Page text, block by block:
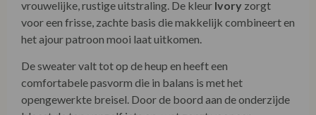
vrouwelijke, rustige uitstraling. De kleur Ivory zorgt
voor een frisse, zachte basis die makkelijk combineert en
het ajour patroon mooi laat uitkomen.
De sweater valt tot op de heup en heeft een
comfortabele pasvorm die in balans is met het
opengewerkte breisel. Door de boord aan de onderzijde